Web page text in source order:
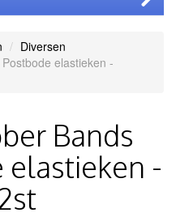
Diversen
elastieken -
Bands
elastieken -